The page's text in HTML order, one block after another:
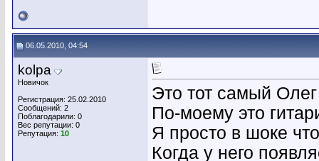
06.05.2010, 04:54
kolpa
Новичок
Регистрация: 25.02.2010
Сообщений: 2
Поблагодарили: 0
Вес репутации: 0
Репутация: 10
Это тот самый
По-моему это
Я просто в шоке
Когда у него